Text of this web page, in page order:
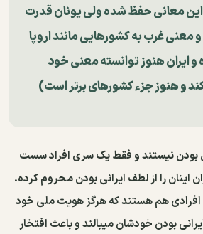
این معانی حفظ شده ولی یونان قدرت
معنی غرب به کشورهایی مانند اروپا
و ایران هنوز توانسته معنی خود
و هنوز جزء کشورهای برتر است)
بودن نیستند و فقط یک سری افراد سست
اینان را از لطف ایرانی بودن محروم کرده.
، افرادی هم هستند که هرگز هویت ملی خود
بودن خودشان میبالند و باعث افتخار